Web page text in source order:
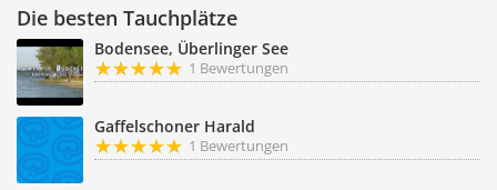
Die besten Tauchplätze
Bodensee, Überlinger See
1 Bewertungen
Gaffelschoner Harald
1 Bewertungen